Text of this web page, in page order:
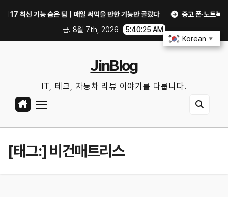
기능 숨은 팁｜매일 써먹을 만한 기능만 골랐다
중고 폰·노트북 살 때
금. 8월 7th, 2026
5:40:26 AM
JinBlog
IT, 테크, 자동차 리뷰 이야기를 다룹니다.
[태그:] 비건매트리스
Korean ▼